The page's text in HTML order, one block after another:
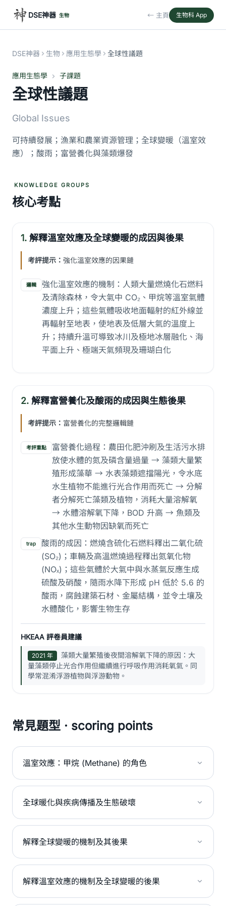
DSE神器 生物 ← 主頁 生物科 App
DSE神器 生物 應用生態學 全球性議題
應用生態學 子課題
全球性議題
Global Issues
可持續發展；漁業和農業資源管理；全球變暖（溫室效
應）；酸雨；富營養化與藻類爆發
KNOWLEDGE GROUPS
核心考點
1. 解釋溫室效應及全球變暖的成因與後果
考評提示： 強化溫室效應的因果鏈
邏輯
強化溫室效應的機制：人類大量燃燒化石燃料
及清除森林，令大氣中 CO₂、甲烷等溫室氣體
濃度上升；這些氣體吸收地面輻射的紅外線並
再輻射至地表，使地表及低層大氣的溫度上
升；持續升溫可導致冰川及極地冰層融化、海
平面上升、極端天氣頻現及珊瑚白化
2. 解釋富營養化及酸雨的成因與生態後果
考評提示： 富營養化的完整邏輯鏈
考評重點
富營養化過程：農田化肥沖刷及生活污水排
放使水體的氮及磷含量過量 → 藻類大量繁
殖形成藻華 → 水表藻類遮擋陽光，令水底
水生植物不能進行光合作用而死亡 → 分解
者分解死亡藻類及植物，消耗大量溶解氧
→ 水體溶解氧下降，BOD 升高 → 魚類及
其他水生動物因缺氧而死亡
trap
酸雨的成因：燃燒含硫化石燃料釋出二氧化硫
(SO₂)；車輛及高溫燃燒過程釋出氮氧化物
(NOₓ)；這些氣體於大氣中與水蒸氣反應生成
硫酸及硝酸，隨雨水降下形成 pH 低於 5.6 的
酸雨，腐蝕建築石材、金屬結構，並令土壤及
水體酸化，影響生物生存
HKEAA 評卷員建議
2021 年
藻類大量繁殖後夜間溶解氧下降的原因：大
量藻類停止光合作用但繼續進行呼吸作用消耗氧氣。同
學常混淆浮游植物與浮游動物。
常見題型 · scoring points
溫室效應：甲烷 (Methane) 的角色
全球暖化與疾病傳播及生態破壞
解釋全球變暖的機制及其後果
解釋溫室效應的機制及全球變暖的後果